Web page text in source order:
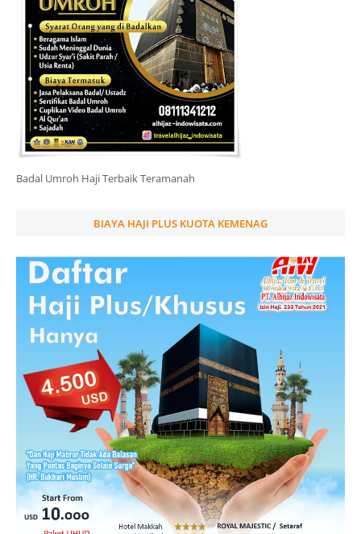
Badal Umroh Haji Terbaik Teramanah
BIAYA HAJI PLUS KUOTA KEMENAG